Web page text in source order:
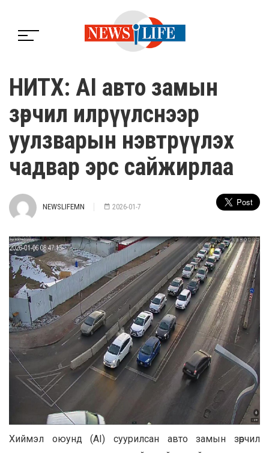
НИТХ: AI авто замын
зөрчил илрүүлснээр
уулзварын нэвтрүүлэх
чадвар эрс сайжирлаа
NEWSLIFEMN 2026-01-7
Хиймэл оюунд (AI) суурилсан авто замын зөрчил